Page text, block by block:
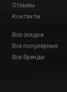
Отзывы
Контакты
Все скидки
Все популярные
Все бренды